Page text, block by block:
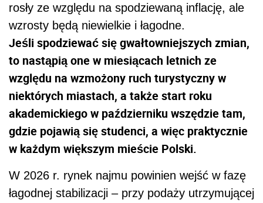
rosły ze względu na spodziewaną inflację, ale
wzrosty będą niewielkie i łagodne.
Jeśli spodziewać się gwałtowniejszych zmian,
to nastąpią one w miesiącach letnich ze
względu na wzmożony ruch turystyczny w
niektórych miastach, a także start roku
akademickiego w październiku wszędzie tam,
gdzie pojawią się studenci, a więc praktycznie
w każdym większym mieście Polski.
W 2026 r. rynek najmu powinien wejść w fazę
łagodnej stabilizacji – przy podaży utrzymującej